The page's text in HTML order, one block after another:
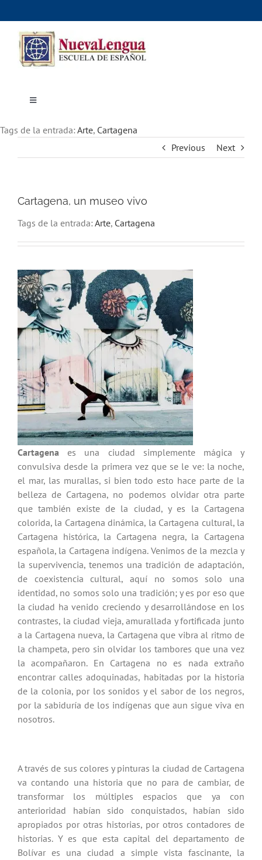
to
content
Toggle
Cursos
Dónde estudiar
Tags de la entrada: Arte, Cartagena
Previous
Next
Cartagena, un museo vivo
Tags de la entrada: Arte, Cartagena
Cartagena es una ciudad simplemente mágica y
convulsiva desde la primera vez que se le ve: la noche,
el mar, las murallas, si bien todo esto hace parte de la
belleza de Cartagena, no podemos olvidar otra parte
que también existe de la ciudad, y es la Cartagena
colorida, la Cartagena dinámica, la Cartagena cultural, la
Cartagena histórica, la Cartagena negra, la Cartagena
española, la Cartagena indígena. Venimos de la mezcla y
la supervivencia, tenemos una tradición de adaptación,
de coexistencia cultural, aquí no somos solo una
identidad, no somos solo una tradición; y es por eso que
la ciudad ha venido creciendo y desarrollándose en los
contrastes, la ciudad vieja, amurallada y fortificada junto
a la Cartagena nueva, la Cartagena que vibra al ritmo de
la champeta, pero sin olvidar los tambores que una vez
la acompañaron. En Cartagena no es nada extraño
encontrar calles adoquinadas, habitadas por la historia
de la colonia, por los sonidos y el sabor de los negros,
por la sabiduría de los indígenas que aun sigue viva en
nosotros.
A través de sus colores y pinturas la ciudad de Cartagena
va contando una historia que no para de cambiar, de
transformar los múltiples espacios que ya con
anterioridad habían sido conquistados, habían sido
apropiados por otras historias, por otros contadores de
historias. Y es que esta capital del departamento de
Bolívar es una ciudad a simple vista fascinante, la